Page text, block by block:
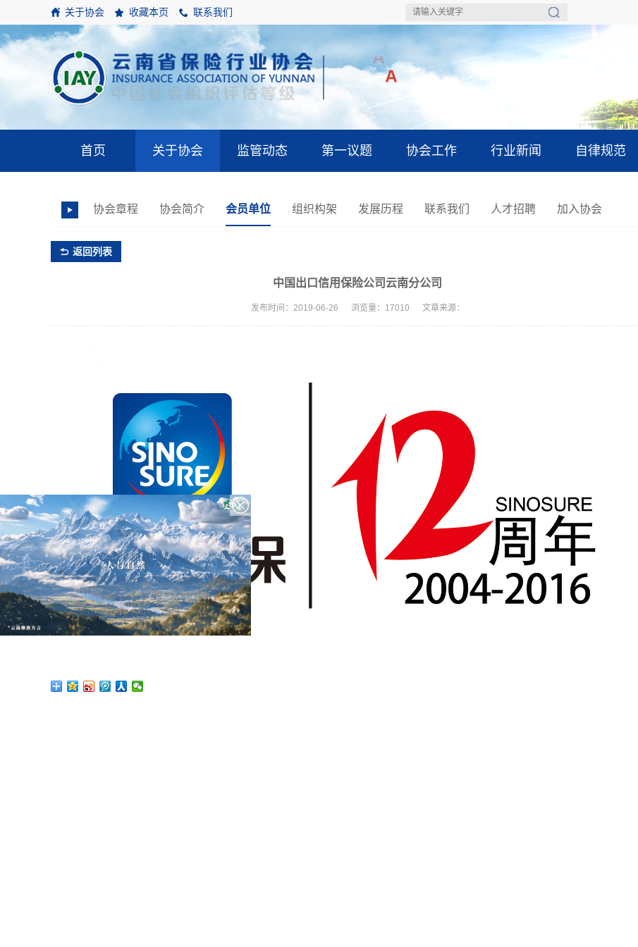
关于协会 收藏本页 联系我们
首页 关于协会 监管动态 第一议题 协会工作 行业新闻 自律规范
协会章程 协会简介 会员单位 组织构架 发展历程 联系我们 人才招聘 加入协会
返回列表
中国出口信用保险公司云南分公司
发布时间：2019-06-26 浏览量：17010 文章来源：